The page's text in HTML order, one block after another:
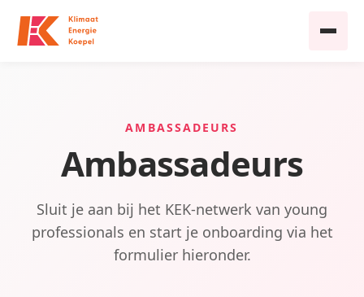
AMBASSADEURS
Ambassadeurs
Sluit je aan bij het KEK-netwerk van young
professionals en start je onboarding via het
formulier hieronder.